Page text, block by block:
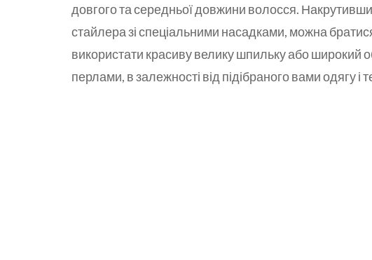
довгого та середньої довжини волосся.
стайлера зі спеціальними насадками, можна
використати красиву велику шпильку або широкий
перлами, в залежності від підібраного вами одягу і